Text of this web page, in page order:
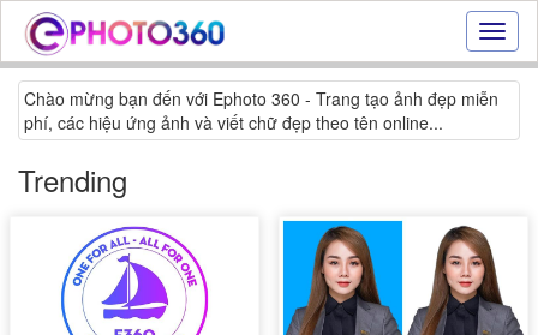
Hiệu
ứng
ảnh
online
tuyến,
tạo
ảnh
online
Chào mừng bạn đến với Ephoto 360 - Trang tạo ảnh đẹp miễn
phí, các hiệu ứng ảnh và viết chữ đẹp theo tên online...
Trending